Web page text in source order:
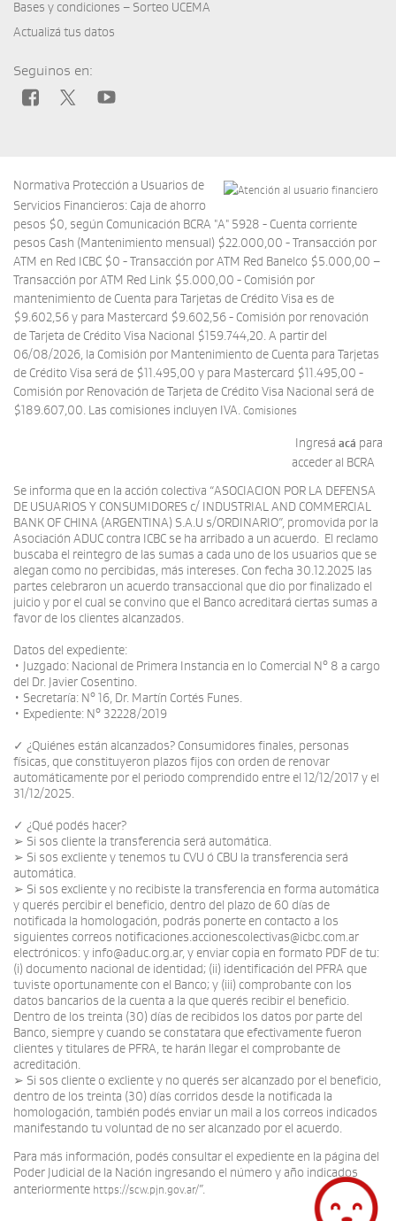
Bases y condiciones – Sorteo UCEMA
Actualizá tus datos
Seguinos en:
Normativa Protección a Usuarios de
Servicios Financieros: Caja de ahorro
pesos $0, según Comunicación BCRA "A" 5928 - Cuenta corriente
pesos Cash (Mantenimiento mensual) $22.000,00 - Transacción por
ATM en Red ICBC $0 - Transacción por ATM Red Banelco $5.000,00 –
Transacción por ATM Red Link $5.000,00 - Comisión por
mantenimiento de Cuenta para Tarjetas de Crédito Visa es de
$9.602,56 y para Mastercard $9.602,56 - Comisión por renovación
de Tarjeta de Crédito Visa Nacional $159.744,20. A partir del
06/08/2026, la Comisión por Mantenimiento de Cuenta para Tarjetas
de Crédito Visa será de $11.495,00 y para Mastercard $11.495,00 -
Comisión por Renovación de Tarjeta de Crédito Visa Nacional será de
$189.607,00. Las comisiones incluyen IVA. Comisiones
Ingresá acá para
acceder al BCRA
Se informa que en la acción colectiva “ASOCIACION POR LA DEFENSA
DE USUARIOS Y CONSUMIDORES c/ INDUSTRIAL AND COMMERCIAL
BANK OF CHINA (ARGENTINA) S.A.U s/ORDINARIO”, promovida por la
Asociación ADUC contra ICBC se ha arribado a un acuerdo. El reclamo
buscaba el reintegro de las sumas a cada uno de los usuarios que se
alegan como no percibidas, más intereses. Con fecha 30.12.2025 las
partes celebraron un acuerdo transaccional que dio por finalizado el
juicio y por el cual se convino que el Banco acreditará ciertas sumas a
favor de los clientes alcanzados.
Datos del expediente:
• Juzgado: Nacional de Primera Instancia en lo Comercial N° 8 a cargo
del Dr. Javier Cosentino.
• Secretaría: N° 16, Dr. Martín Cortés Funes.
• Expediente: N° 32228/2019
✓ ¿Quiénes están alcanzados? Consumidores finales, personas
físicas, que constituyeron plazos fijos con orden de renovar
automáticamente por el periodo comprendido entre el 12/12/2017 y el
31/12/2025.
✓ ¿Qué podés hacer?
➢ Si sos cliente la transferencia será automática.
➢ Si sos excliente y tenemos tu CVU ó CBU la transferencia será
automática.
➢ Si sos excliente y no recibiste la transferencia en forma automática
y querés percibir el beneficio, dentro del plazo de 60 días de
notificada la homologación, podrás ponerte en contacto a los
siguientes correos notificaciones.accionescolectivas@icbc.com.ar
electrónicos: y info@aduc.org.ar, y enviar copia en formato PDF de tu:
(i) documento nacional de identidad; (ii) identificación del PFRA que
tuviste oportunamente con el Banco; y (iii) comprobante con los
datos bancarios de la cuenta a la que querés recibir el beneficio.
Dentro de los treinta (30) días de recibidos los datos por parte del
Banco, siempre y cuando se constatara que efectivamente fueron
clientes y titulares de PFRA, te harán llegar el comprobante de
acreditación.
➢ Si sos cliente o excliente y no querés ser alcanzado por el beneficio,
dentro de los treinta (30) días corridos desde la notificada la
homologación, también podés enviar un mail a los correos indicados
manifestando tu voluntad de no ser alcanzado por el acuerdo.
Para más información, podés consultar el expediente en la página del
Poder Judicial de la Nación ingresando el número y año indicados
anteriormente https://scw.pjn.gov.ar/”.